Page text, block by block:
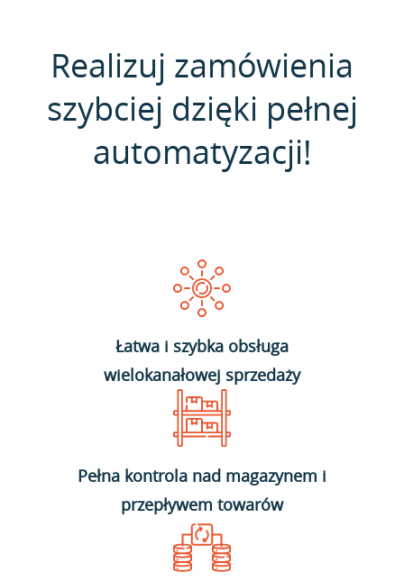
Realizuj zamówienia
szybciej dzięki pełnej
automatyzacji!
Łatwa i szybka obsługa
wielokanałowej sprzedaży
Pełna kontrola nad magazynem i
przepływem towarów